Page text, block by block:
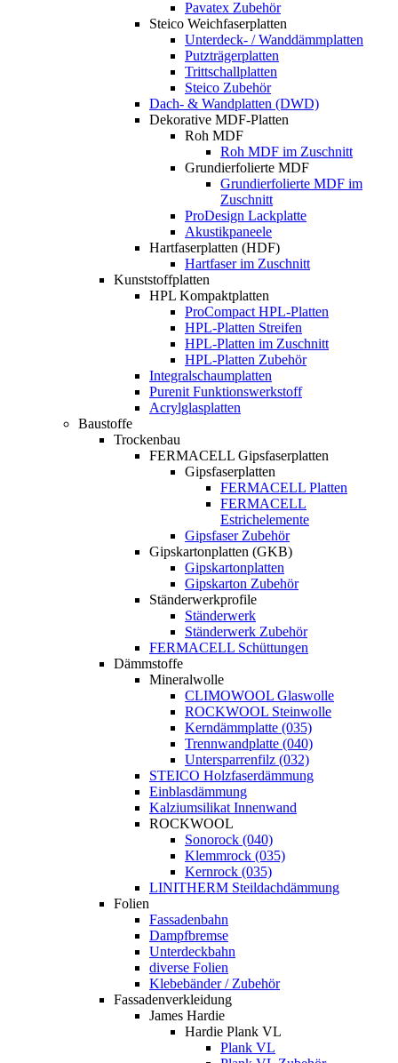
Pavatex Zubehör
Steico Weichfaserplatten
Unterdeck- / Wanddämmplatten
Putzträgerplatten
Trittschallplatten
Steico Zubehör
Dach- & Wandplatten (DWD)
Dekorative MDF-Platten
Roh MDF
Roh MDF im Zuschnitt
Grundierfolierte MDF
Grundierfolierte MDF im
Zuschnitt
ProDesign Lackplatte
Akustikpaneele
Hartfaserplatten (HDF)
Hartfaser im Zuschnitt
Kunststoffplatten
HPL Kompaktplatten
ProCompact HPL-Platten
HPL-Platten Streifen
HPL-Platten im Zuschnitt
HPL-Platten Zubehör
Integralschaumplatten
Purenit Funktionswerkstoff
Acrylglasplatten
Baustoffe
Trockenbau
FERMACELL Gipsfaserplatten
Gipsfaserplatten
FERMACELL Platten
FERMACELL
Estrichelemente
Gipsfaser Zubehör
Gipskartonplatten (GKB)
Gipskartonplatten
Gipskarton Zubehör
Ständerwerkprofile
Ständerwerk
Ständerwerk Zubehör
FERMACELL Schüttungen
Dämmstoffe
Mineralwolle
CLIMOWOOL Glaswolle
ROCKWOOL Steinwolle
Kerndämmplatte (035)
Trennwandplatte (040)
Untersparrenfilz (032)
STEICO Holzfaserdämmung
Einblasdämmung
Kalziumsilikat Innenwand
ROCKWOOL
Sonorock (040)
Klemmrock (035)
Kernrock (035)
LINITHERM Steildachdämmung
Folien
Fassadenbahn
Dampfbremse
Unterdeckbahn
diverse Folien
Klebebänder / Zubehör
Fassadenverkleidung
James Hardie
Hardie Plank VL
Plank VL